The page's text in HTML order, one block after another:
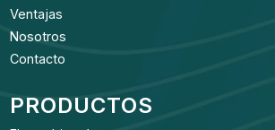
Ventajas
Nosotros
Contacto
PRODUCTOS